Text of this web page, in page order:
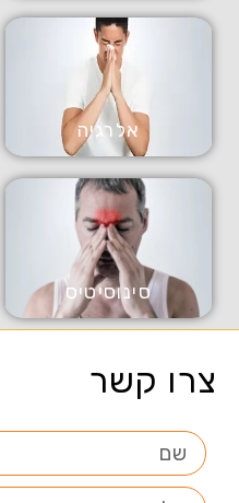
אלרגיה
סינוסיטיס
צרו קשר